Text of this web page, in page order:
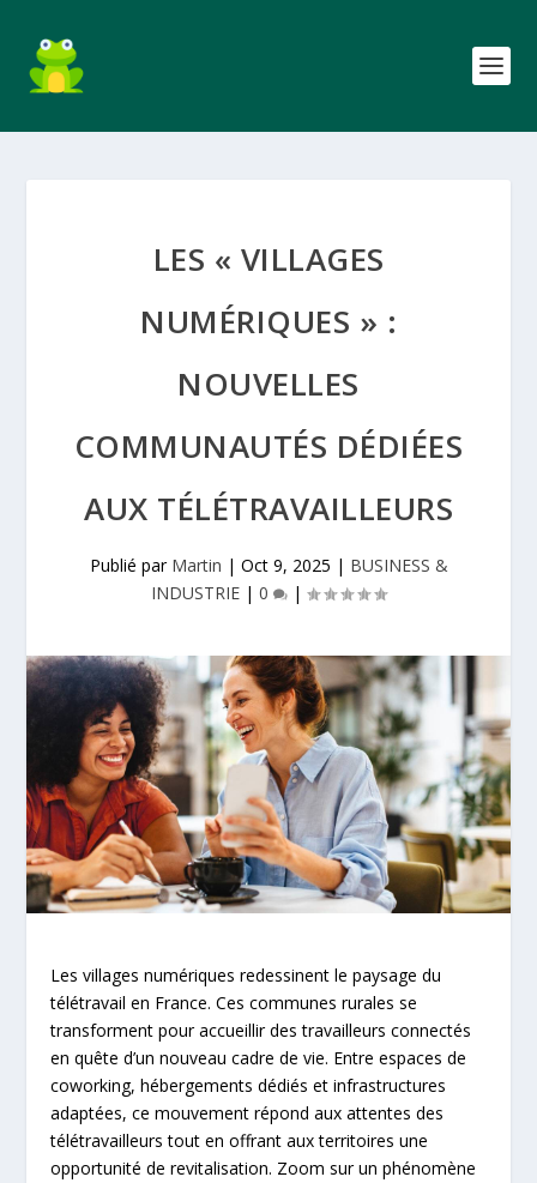
LES « VILLAGES
NUMÉRIQUES » :
NOUVELLES
COMMUNAUTÉS DÉDIÉES
AUX TÉLÉTRAVAILLEURS
Publié par Martin | Oct 9, 2025 | BUSINESS &
INDUSTRIE | 0 |
Les villages numériques redessinent le paysage du
télétravail en France. Ces communes rurales se
transforment pour accueillir des travailleurs connectés
en quête d’un nouveau cadre de vie. Entre espaces de
coworking, hébergements dédiés et infrastructures
adaptées, ce mouvement répond aux attentes des
télétravailleurs tout en offrant aux territoires une
opportunité de revitalisation. Zoom sur un phénomène